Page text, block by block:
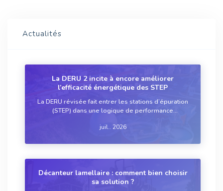
Actualités
La DERU 2 incite à encore améliorer
l’efficacité énergétique des STEP
La DERU révisée fait entrer les stations d’épuration
(STEP) dans une logique de performance
ans, identification des économies possibles et
renouve...
juil.. 2026
Décanteur lamellaire : comment bien choisir
sa solution ?